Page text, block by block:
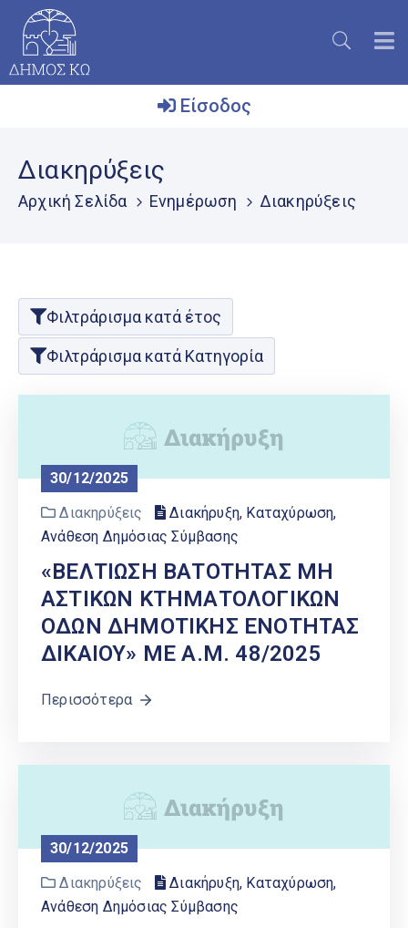
Δήμος
Το
Επικοινωνία
Μητρώο
Εθελοντών
Είσοδος
Διακηρύξεις
Αρχική Σελίδα Ενημέρωση Διακηρύξεις
Φιλτράρισμα κατά έτος
Φιλτράρισμα κατά Κατηγορία
30/12/2025
Διακηρύξεις
Διακήρυξη, Καταχύρωση,
Ανάθεση Δημόσιας Σύμβασης
«ΒΕΛΤΙΩΣΗ ΒΑΤΟΤΗΤΑΣ ΜΗ
ΑΣΤΙΚΩΝ ΚΤΗΜΑΤΟΛΟΓΙΚΩΝ
ΟΔΩΝ ΔΗΜΟΤΙΚΗΣ ΕΝΟΤΗΤΑΣ
ΔΙΚΑΙΟΥ» ΜΕ Α.Μ. 48/2025
Περισσότερα
30/12/2025
Διακηρύξεις
Διακήρυξη, Καταχύρωση,
Ανάθεση Δημόσιας Σύμβασης